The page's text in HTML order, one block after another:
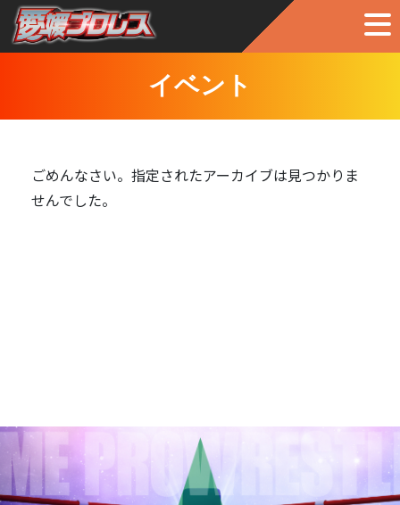
イベント
ごめんなさい。指定されたアーカイブは見つかりま
せんでした。